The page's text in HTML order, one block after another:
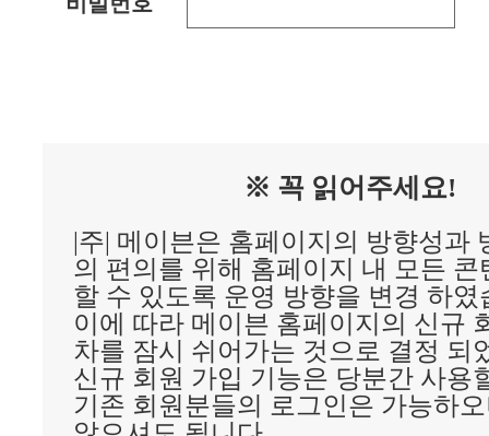
※ 꼭 읽어주세요!
|주| 메이븐은 홈페이지의 방향성과
의 편의를 위해 홈페이지 내 모든 콘
할 수 있도록 운영 방향을 변경 하였
이에 따라 메이븐 홈페이지의 신규
차를 잠시 쉬어가는 것으로 결정 되
신규 회원 가입 기능은 당분간 사용
기존 회원분들의 로그인은 가능하